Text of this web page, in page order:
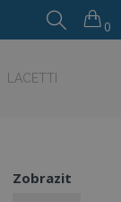
0
LACETTI
Zobrazit